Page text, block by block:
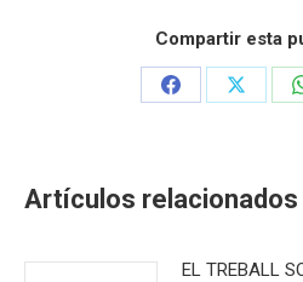
Compartir esta
Share
Share
Artículos relacionados
EL TREBALL